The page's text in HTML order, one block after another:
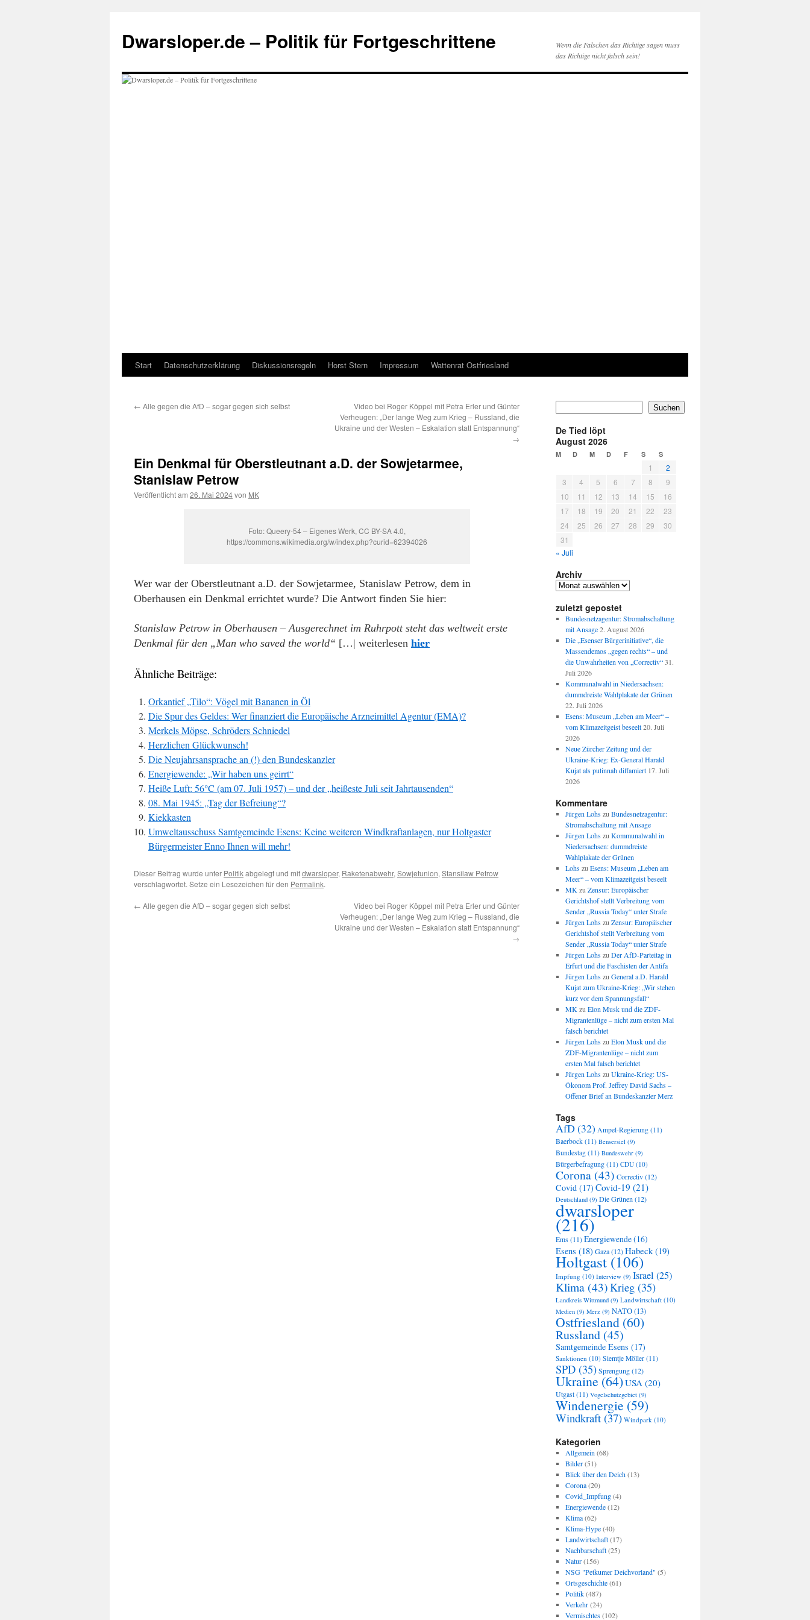
springen
Dwarsloper.de – Politik für Fortgeschrittene
Wenn die Falschen das Richtige sagen muss
das Richtige nicht falsch sein!
Start Datenschutzerklärung Diskussionsregeln Horst Stern Impressum Wattenrat Ostfriesland
← Alle gegen die AfD – sogar gegen sich selbst
Video bei Roger Köppel mit Petra Erler und Günter
Verheugen: „Der lange Weg zum Krieg – Russland, die
Ukraine und der Westen – Eskalation statt Entspannung“
→
Ein Denkmal für Oberstleutnant a.D. der Sowjetarmee,
Stanislaw Petrow
Veröffentlicht am 26. Mai 2024von MK
Foto: Queery-54 – Eigenes Werk, CC BY-SA 4.0,
https://commons.wikimedia.org/w/index.php?curid=62394026
Wer war der Oberstleutnant a.D. der Sowjetarmee, Stanislaw Petrow, dem in
Oberhausen ein Denkmal errichtet wurde? Die Antwort finden Sie hier:
Stanislaw Petrow in Oberhausen – Ausgerechnet im Ruhrpott steht das weltweit erste
Denkmal für den „Man who saved the world“ […| weiterlesen hier
Ähnliche Beiträge:
Orkantief „Tilo“: Vögel mit Bananen in Öl
Die Spur des Geldes: Wer finanziert die Europäische Arzneimittel Agentur (EMA)?
Merkels Möpse, Schröders Schniedel
Herzlichen Glückwunsch!
Die Neujahrsansprache an (!) den Bundeskanzler
Energiewende: „Wir haben uns geirrt“
Heiße Luft: 56°C (am 07. Juli 1957) – und der „heißeste Juli seit Jahrtausenden“
08. Mai 1945: „Tag der Befreiung“?
Kiekkasten
Umweltausschuss Samtgemeinde Esens: Keine weiteren Windkraftanlagen, nur Holtgaster
Bürgermeister Enno Ihnen will mehr!
Dieser Beitrag wurde unter Politikabgelegt und mitdwarsloper, Raketenabwehr, Sowjetunion, Stansilaw Petrow
verschlagwortet. Setze ein Lesezeichen für den Permalink.
← Alle gegen die AfD – sogar gegen sich selbst
Video bei Roger Köppel mit Petra Erler und Günter
Verheugen: „Der lange Weg zum Krieg – Russland, die
Ukraine und der Westen – Eskalation statt Entspannung“
→
Suchen
De Tied löpt
August 2026
M D M D F S S
1
2
3
4 5 6 7 8
9
10
11 12 13 14 15
16
17
18 19 20 21 22
23
24
25 26 27 28 29
30
31
« Juli
Archiv
Archiv
zuletzt gepostet
Bundesnetzagentur: Stromabschaltung
mit Ansage 2. August 2026
Die „Esenser Bürgerinitiative“, die
Massendemos „gegen rechts“ – und
die Unwahrheiten von „Correctiv“ 31.
Juli 2026
Kommunalwahl in Niedersachsen:
dummdreiste Wahlplakate der Grünen
22. Juli 2026
Esens: Museum „Leben am Meer“ –
vom Klimazeitgeist beseelt 20. Juli
2026
Neue Zürcher Zeitung und der
Ukraine-Krieg: Ex-General Harald
Kujat als putinnah diffamiert 17. Juli
2026
Kommentare
Jürgen Lohszu Bundesnetzagentur:
Stromabschaltung mit Ansage
Jürgen Lohszu Kommunalwahl in
Niedersachsen: dummdreiste
Wahlplakate der Grünen
Lohszu Esens: Museum „Leben am
Meer“ – vom Klimazeitgeist beseelt
MK zu Zensur: Europäischer
Gerichtshof stellt Verbreitung vom
Sender „Russia Today“ unter Strafe
Jürgen Lohszu Zensur: Europäischer
Gerichtshof stellt Verbreitung vom
Sender „Russia Today“ unter Strafe
Jürgen Lohszu Der AfD-Parteitag in
Erfurt und die Faschisten der Antifa
Jürgen Lohszu General a.D. Harald
Kujat zum Ukraine-Krieg: „Wir stehen
kurz vor dem Spannungsfall“
MK zu Elon Musk und die ZDF-
Migrantenlüge – nicht zum ersten Mal
falsch berichtet
Jürgen Lohszu Elon Musk und die
ZDF-Migrantenlüge – nicht zum
ersten Mal falsch berichtet
Jürgen Lohszu Ukraine-Krieg: US-
Ökonom Prof. Jeffrey David Sachs –
Offener Brief an Bundeskanzler Merz
Tags
AfD(32) Ampel-Regierung (11)
Baerbock (11) Bensersiel (9)
Bundestag (11) Bundeswehr (9)
Bürgerbefragung (11) CDU (10)
Corona (43) Correctiv(12)
Covid (17) Covid-19 (21)
Deutschland (9) Die Grünen(12)
dwarsloper
(216)
Ems (11) Energiewende(16)
Esens (18)Gaza(12)Habeck(19)
Holtgast (106)
Impfung (10) Interview (9) Israel (25)
Klima (43)Krieg (35)
Landkreis Wittmund (9) Landwirtschaft (10)
Medien (9) Merz (9) NATO(13)
Ostfriesland (60)
Russland (45)
Samtgemeinde Esens (17)
Sanktionen (10) Siemtje Möller (11)
SPD (35)Sprengung(12)
Ukraine (64)USA (20)
Utgast (11) Vogelschutzgebiet (9)
Windenergie (59)
Windkraft (37) Windpark (10)
Kategorien
Allgemein (68)
Bilder(51)
Blick über den Deich(13)
Corona(20)
Covid_Impfung(4)
Energiewende(12)
Klima(62)
Klima-Hype(40)
Landwirtschaft(17)
Nachbarschaft(25)
Natur(156)
NSG "Petkumer Deichvorland" (5)
Ortsgeschichte(61)
Politik(487)
Verkehr(24)
Vermischtes(102)